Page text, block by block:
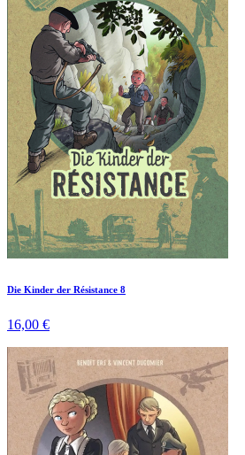
Die Kinder der Résistance 8
16,00 €